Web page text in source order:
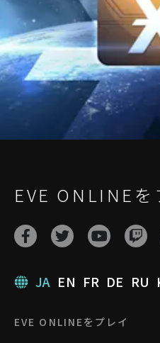
EVE ONLINEを
JA EN FR DE RU
EVE ONLINEをプレイ